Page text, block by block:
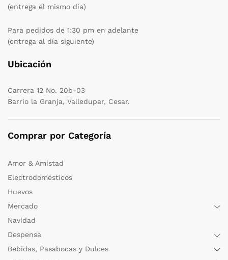
(entrega el mismo día)
Para pedidos de 1:30 pm en adelante
(entrega al día siguiente)
Ubicación
Carrera 12 No. 20b-03
Barrio la Granja, Valledupar, Cesar.
Comprar por Categoría
Amor & Amistad
Electrodomésticos
Huevos
Mercado
Navidad
Despensa
Bebidas, Pasabocas y Dulces